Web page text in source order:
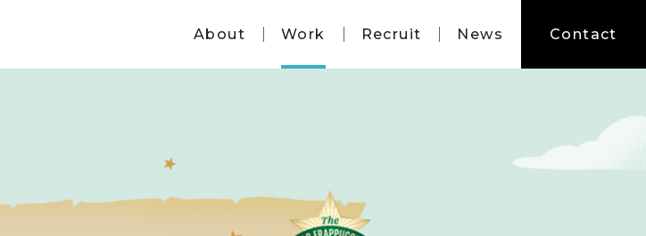
About Work Recruit News Contact